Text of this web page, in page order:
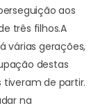
aos
três filhos.A
várias gerações,
destas
tiveram de partir.
na